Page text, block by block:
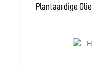
Plantaardige